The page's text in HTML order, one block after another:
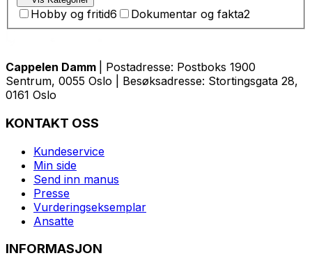
Hobby og fritid6 Dokumentar og fakta2
Cappelen Damm
| Postadresse: Postboks 1900
Sentrum, 0055 Oslo | Besøksadresse: Stortingsgata 28,
0161 Oslo
KONTAKT OSS
Kundeservice
Min side
Send inn manus
Presse
Vurderingseksemplar
Ansatte
INFORMASJON